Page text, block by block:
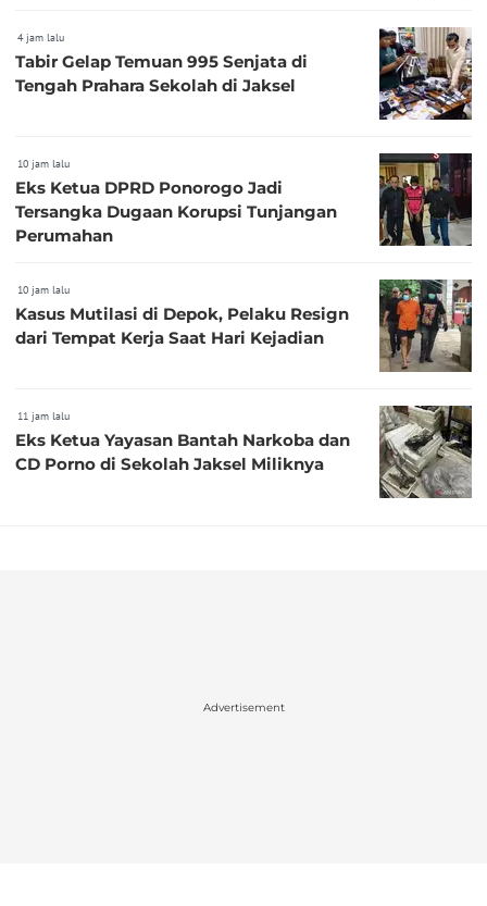
4 jam lalu
Tabir Gelap Temuan 995 Senjata di
Tengah Prahara Sekolah di Jaksel
10 jam lalu
Eks Ketua DPRD Ponorogo Jadi
Tersangka Dugaan Korupsi Tunjangan
Perumahan
10 jam lalu
Kasus Mutilasi di Depok, Pelaku Resign
dari Tempat Kerja Saat Hari Kejadian
11 jam lalu
Eks Ketua Yayasan Bantah Narkoba dan
CD Porno di Sekolah Jaksel Miliknya
Advertisement